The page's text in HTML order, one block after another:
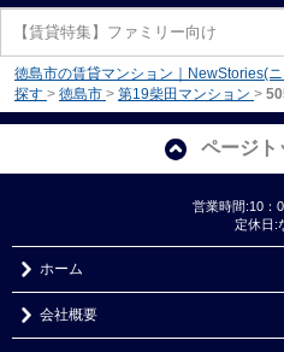
【賃貸特集】ファミリー向け
徳島市の賃貸マンション｜NewStories(
探す > 徳島市 > 第19柴田マンション >
ページト
営業時間:10：
定休日:
ホーム
会社概要